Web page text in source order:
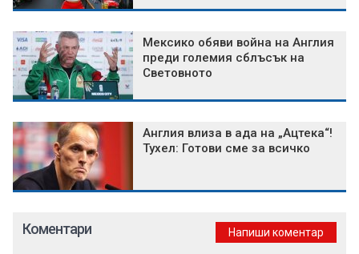
Мексико обяви война на Англия
преди големия сблъсък на
Световното
Англия влиза в ада на „Ацтека“!
Тухел: Готови сме за всичко
Коментари Напиши коментар